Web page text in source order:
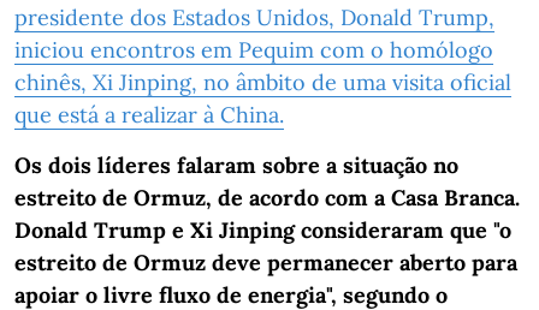
presidente dos Estados Unidos, Donald Trump,
iniciou encontros em Pequim com o homólogo
chinês, Xi Jinping, no âmbito de uma visita oficial
que está a realizar à China.
Os dois líderes falaram sobre a situação no
estreito de Ormuz, de acordo com a Casa Branca.
Donald Trump e Xi Jinping consideraram que "o
estreito de Ormuz deve permanecer aberto para
apoiar o livre fluxo de energia", segundo o